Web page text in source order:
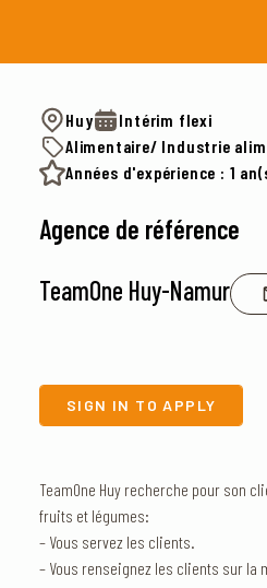
Huy
Intérim flexi
Alimentaire/ Industrie
Années d'expérience : 1
Agence de référence
TeamOne Huy-Namur
SIGN IN TO APPLY
TeamOne Huy recherche pour son
fruits et légumes:
– Vous servez les clients.
– Vous renseignez les clients sur la